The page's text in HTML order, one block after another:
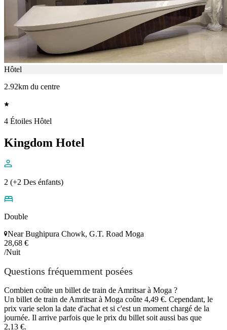
Hôtel
2.92km du centre
4 Étoiles Hôtel
Kingdom Hotel
2 (+2 Des énfants)
Double
Near Bughipura Chowk, G.T. Road Moga
28,68 €
/Nuit
Questions fréquemment posées
Combien coûte un billet de train de Amritsar à Moga ?
Un billet de train de Amritsar à Moga coûte 4,49 €. Cependant, le
prix varie selon la date d'achat et si c'est un moment chargé de la
journée. Il arrive parfois que le prix du billet soit aussi bas que
2,13 €.